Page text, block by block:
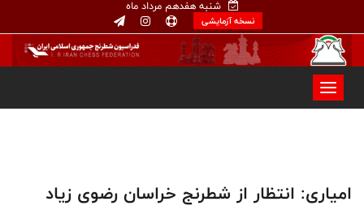
شنبه هفدهم مرداد ماه
نسخه آزمایشی
امیاری: انتظار از شطرنج خراسان رضوی زیاد